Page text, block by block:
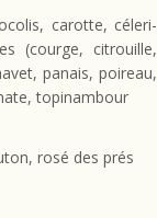
carotte, céleri-
(courge, citrouille,
panais, poireau,
topinambour
rosé des prés